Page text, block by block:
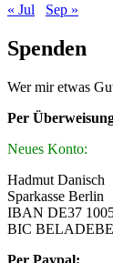
« Jul
Sep »
Spenden
Wer mir etwas
Per
Neues Konto:
Hadmut Danisch
Sparkasse Berlin
IBAN DE37
BIC
Per Paypal: